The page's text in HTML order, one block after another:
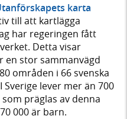
karta
till att kartlägga
har regeringen fått
Detta visar
en stor sammanvägd
områden i 66 svenska
lever mer än 700
präglas av denna
000 är barn.